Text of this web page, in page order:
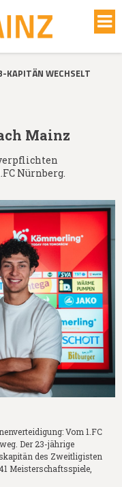
KAPITÄN WECHSELT
Mainz
Nürnberg.
Vom 1.FC
Der 23-jährige
des Zweitligisten
Meisterschaftsspiele,